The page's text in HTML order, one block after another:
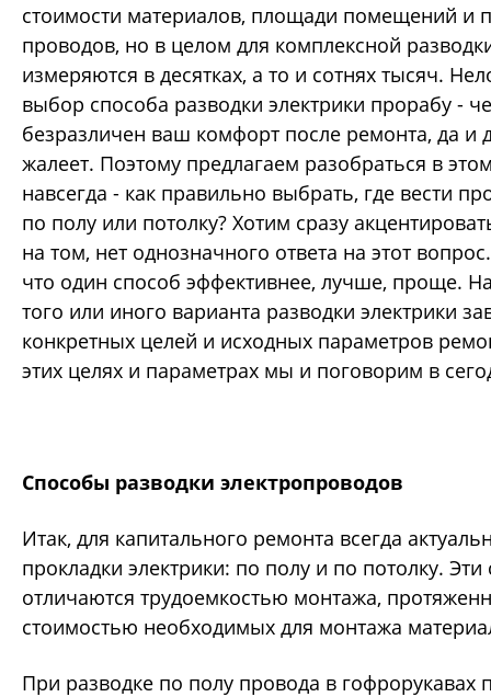
стоимости материалов, площади помещений и
проводов, но в целом для комплексной
измеряются в десятках, а то и сотнях тысяч.
выбор способа разводки электрики прорабу -
безразличен ваш комфорт после ремонта, да и
жалеет. Поэтому предлагаем разобраться в
навсегда - как правильно выбрать, где вести
по полу или потолку? Хотим сразу
на том, нет однозначного ответа на этот
что один способ эффективнее, лучше, проще.
того или иного варианта разводки электрики
конкретных целей и исходных параметров
этих целях и параметрах мы и поговорим в
Способы разводки электропроводов
Итак, для капитального ремонта всегда
прокладки электрики: по полу и по потолку.
отличаются трудоемкостью монтажа,
стоимостью необходимых для монтажа
При разводке по полу провода в гофрорукавах